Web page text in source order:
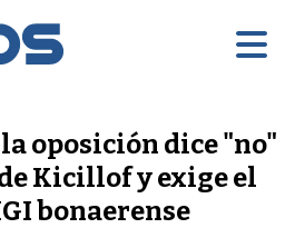
oposición dice "no"
Kicillof y exige el
bonaerense